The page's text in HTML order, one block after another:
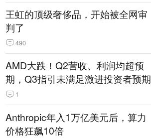
王虹的顶级奢侈品，开始被全网审
判了
490
AMD大跌！Q2营收、利润均超预
期，Q3指引未满足激进投资者预期
1
Anthropic年入1万亿美元后，算力
价格狂飙10倍